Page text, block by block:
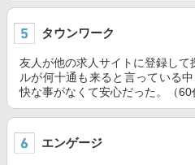
タウンワーク
友人が他の求人サイトに登録し
ルが何十通も来ると言っている
快な事がなくて安心だった。（60
エンゲージ